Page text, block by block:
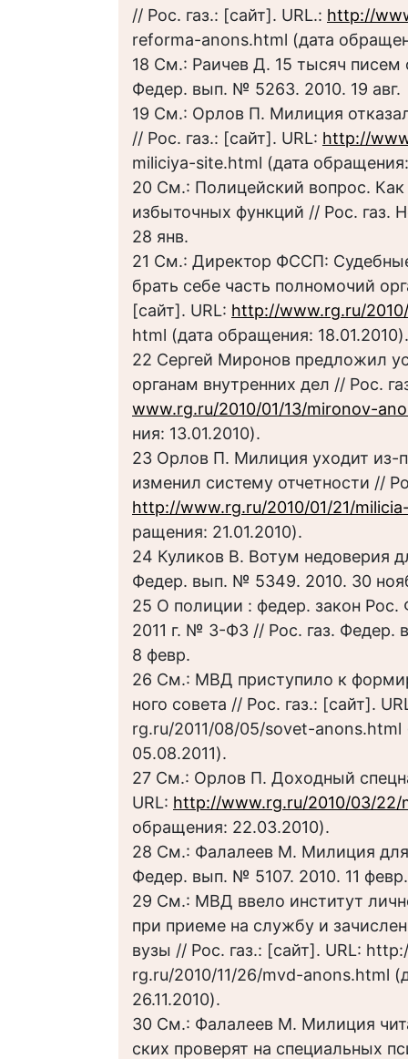
// Рос. газ.: [сайт]. URL.: http://
reforma-anons.html (дата
18 См.: Раичев Д. 15 тысяч писем
Федер. вып. № 5263. 2010. 19 авг.
19 См.: Орлов П. Милиция
// Рос. газ.: [сайт]. URL: http://
miliciya-site.html (дата
20 См.: Полицейский вопрос.
избыточных функций // Рос. газ.
28 янв.
21 См.: Директор ФСCП:
брать себе часть полномочий
[сайт]. URL: http://www.rg.ru/
html (дата обращения: 18.01.2010).
22 Сергей Миронов предложил
органам внутренних дел // Рос.
www.rg.ru/2010/01/13/mironov-
ния: 13.01.2010).
23 Орлов П. Милиция уходит из-
изменил систему отчетности //
http://www.rg.ru/2010/01/21/
ращения: 21.01.2010).
24 Куликов В. Вотум недоверия
Федер. вып. № 5349. 2010. 30
25 О полиции : федер. закон Рос.
2011 г. № 3-ФЗ // Рос. газ. Федер.
8 февр.
26 См.: МВД приступило к
ного совета // Рос. газ.: [сайт].
rg.ru/2011/08/05/sovet-anons.html
05.08.2011).
27 См.: Орлов П. Доходный
URL: http://www.rg.ru/2010/03/22/
обращения: 22.03.2010).
28 См.: Фалалеев М. Милиция
Федер. вып. № 5107. 2010. 11 февр.
29 См.: МВД ввело институт
при приеме на службу и
вузы // Рос. газ.: [сайт]. URL:
rg.ru/2010/11/26/mvd-anons.html
26.11.2010).
30 См.: Фалалеев М. Милиция
ских проверят на специальных